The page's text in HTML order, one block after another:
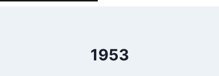
1953